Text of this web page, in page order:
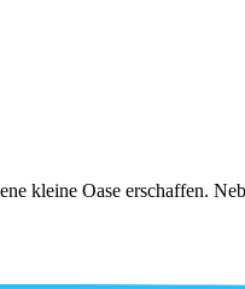
kleine Oase erschaffen.